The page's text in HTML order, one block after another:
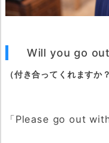
Will you go
（付き合ってくれますか？
「Please go out with